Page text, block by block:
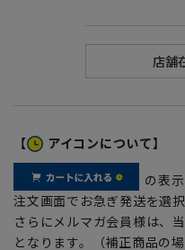
【 アイコンについて】
の表
注文画面でお急ぎ発送を選択
さらにメルマガ会員様は、
となります。（補正商品の